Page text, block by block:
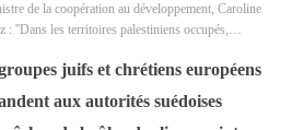
de la coopération au développement, Caroline
: ''Dans les territoires palestiniens occupés,…
juifs et chrétiens européens
aux autorités suédoises